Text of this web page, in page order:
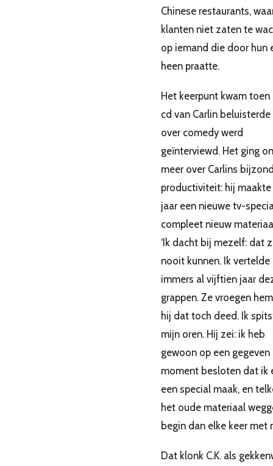
Chinese restaurants,
klanten niet zaten te
op iemand die door hun
heen praatte.
Het keerpunt kwam toen
cd van Carlin
over comedy werd
geïnterviewd. Het ging
meer over Carlins
productiviteit: hij maakte
jaar een nieuwe tv-
compleet nieuw
‘Ik dacht bij mezelf: dat
nooit kunnen. Ik vertelde
immers al vijftien jaar
grappen. Ze vroegen
hij dat toch deed. Ik
mijn oren. Hij zei: ik heb
gewoon op een gegeven
moment besloten dat ik
een special maak, en
het oude materiaal
begin dan elke keer met
Dat klonk C.K. als